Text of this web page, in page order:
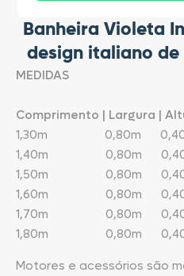
Banheira Violeta
design italiano
MEDIDAS
Comprimento | Largura |
1,30m 0,80m 0,40m
1,40m 0,80m 0,40m
1,50m 0,80m 0,40m
1,60m 0,80m 0,40m
1,70m 0,80m 0,40m
1,80m 0,80m 0,40m
Motores e acessórios são